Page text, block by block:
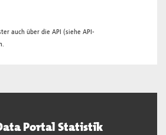
auch über die API (siehe API-
Portal Statistik